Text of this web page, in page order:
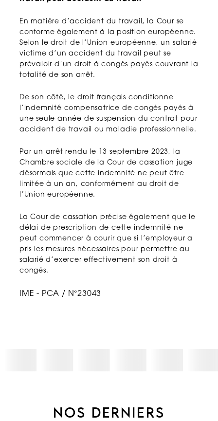
En matière d’accident du travail, la Cour se
conforme également à la position européenne.
Selon le droit de l’Union européenne, un salarié
victime d’un accident du travail peut se
prévaloir d’un droit à congés payés couvrant la
totalité de son arrêt.
De son côté, le droit français conditionne
l’indemnité compensatrice de congés payés à
une seule année de suspension du contrat pour
accident de travail ou maladie professionnelle.
Par un arrêt rendu le 13 septembre 2023, la
Chambre sociale de la Cour de cassation juge
désormais que cette indemnité ne peut être
limitée à un an, conformément au droit de
l’Union européenne.
La Cour de cassation précise également que le
délai de prescription de cette indemnité ne
peut commencer à courir que si l’employeur a
pris les mesures nécessaires pour permettre au
salarié d’exercer effectivement son droit à
congés.
IME - PCA / N°23043
NOS DERNIERS